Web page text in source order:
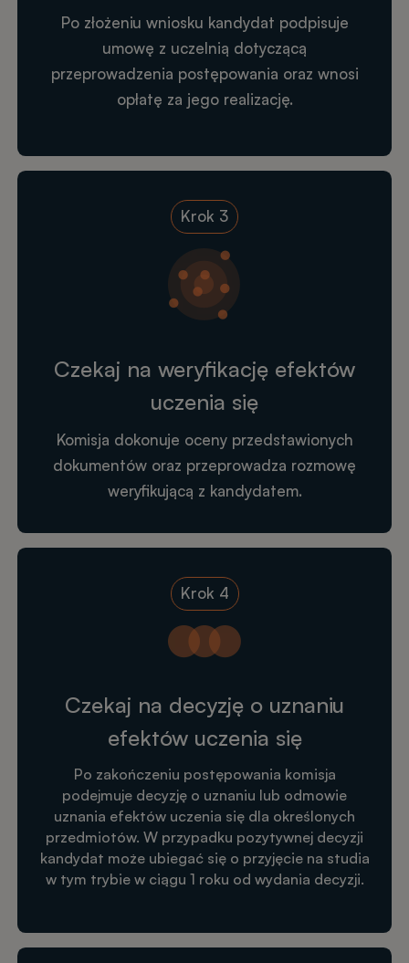
Po złożeniu wniosku kandydat podpisuje
umowę z uczelnią dotyczącą
przeprowadzenia postępowania oraz wnosi
opłatę za jego realizację.
Krok 3
Czekaj na weryfikację efektów
uczenia się
Komisja dokonuje oceny przedstawionych
dokumentów oraz przeprowadza rozmowę
weryfikującą z kandydatem.
Krok 4
Czekaj na decyzję o uznaniu
efektów uczenia się
Po zakończeniu postępowania komisja
podejmuje decyzję o uznaniu lub odmowie
uznania efektów uczenia się dla określonych
przedmiotów. W przypadku pozytywnej decyzji
kandydat może ubiegać się o przyjęcie na studia
w tym trybie w ciągu 1 roku od wydania decyzji.